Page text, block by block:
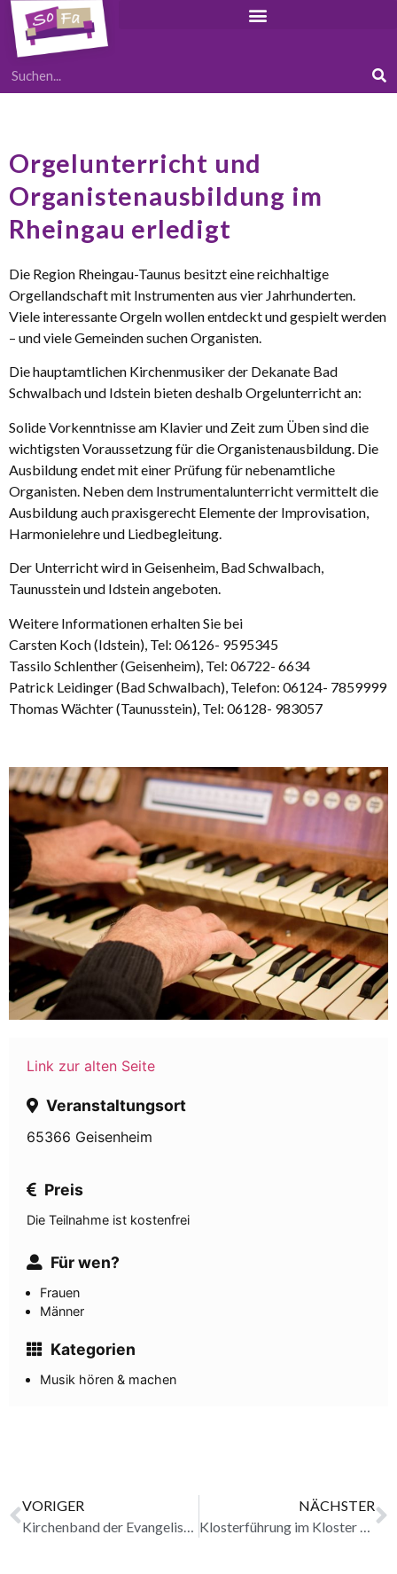
Orgelunterricht und
Organistenausbildung im
Rheingau erledigt
Die Region Rheingau-Taunus besitzt eine reichhaltige
Orgellandschaft mit Instrumenten aus vier Jahrhunderten.
Viele interessante Orgeln wollen entdeckt und gespielt werden
– und viele Gemeinden suchen Organisten.
Die hauptamtlichen Kirchenmusiker der Dekanate Bad
Schwalbach und Idstein bieten deshalb Orgelunterricht an:
Solide Vorkenntnisse am Klavier und Zeit zum Üben sind die
wichtigsten Voraussetzung für die Organistenausbildung. Die
Ausbildung endet mit einer Prüfung für nebenamtliche
Organisten. Neben dem Instrumentalunterricht vermittelt die
Ausbildung auch praxisgerecht Elemente der Improvisation,
Harmonielehre und Liedbegleitung.
Der Unterricht wird in Geisenheim, Bad Schwalbach,
Taunusstein und Idstein angeboten.
Weitere Informationen erhalten Sie bei
Carsten Koch (Idstein), Tel: 06126- 9595345
Tassilo Schlenther (Geisenheim), Tel: 06722- 6634
Patrick Leidinger (Bad Schwalbach), Telefon: 06124- 7859999
Thomas Wächter (Taunusstein), Tel: 06128- 983057
Link zur alten Seite
Veranstaltungsort
65366 Geisenheim
Preis
Die Teilnahme ist kostenfrei
Für wen?
Frauen
Männer
Kategorien
Musik hören & machen
VORIGER
NÄCHSTER